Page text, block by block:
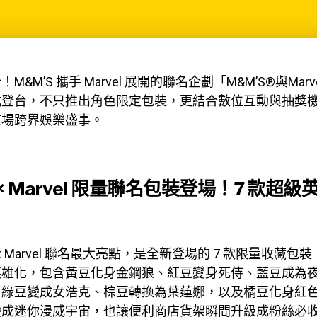
M&M’S 攜手 Marvel 展開的聯名企劃「M&M’S®與
台，不只推出角色限定包裝，更結合數位互動與抽獎
跨界娛樂盛事。
Marvel 限量聯名包裝登場！7 款超級
Marvel 聯名最大亮點，是全新登場的 7 款限量收藏包裝
化，包含黃豆化身金鋼狼、紅豆變身死侍、藍豆成為
豆變成女浩克、棕豆轉換為葉蓮娜，以及橘豆化身紅
迷你漫威宇宙，也讓便利商店貨架瞬間升級成粉絲必